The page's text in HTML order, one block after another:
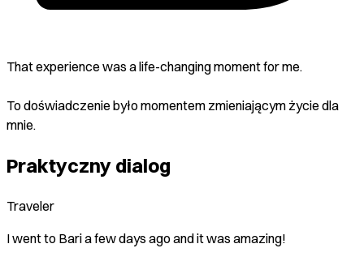
That experience was a life-changing moment for me.
To doświadczenie było momentem zmieniającym życie dla
mnie.
Praktyczny dialog
Traveler
I went to Bari a few days ago and it was amazing!